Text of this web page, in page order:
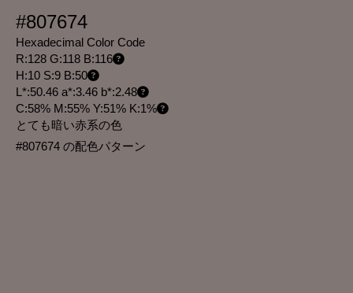
#807674
Hexadecimal Color Code
R:128 G:118 B:116
H:10 S:9 B:50
L*:50.46 a*:3.46 b*:2.48
C:58% M:55% Y:51% K:1%
とても暗い赤系の色
#807674 の配色パターン